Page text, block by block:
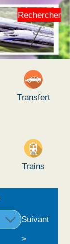
Rechercher
Transfert
Trains
Suivant
>